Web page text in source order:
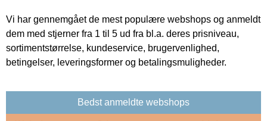
Vi har gennemgået de mest populære webshops og anmeldt
dem med stjerner fra 1 til 5 ud fra bl.a. deres prisniveau,
sortimentstørrelse, kundeservice, brugervenlighed,
betingelser, leveringsformer og betalingsmuligheder.
Bedst anmeldte webshops